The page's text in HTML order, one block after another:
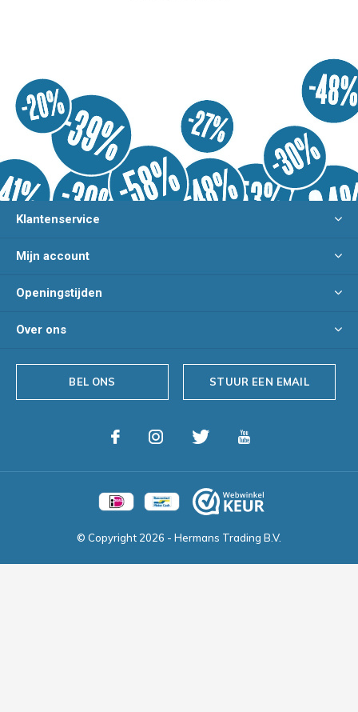
Klantenservice
Mijn account
Openingstijden
Over ons
BEL ONS STUUR EEN EMAIL
© Copyright 2026 - Hermans Trading B.V.